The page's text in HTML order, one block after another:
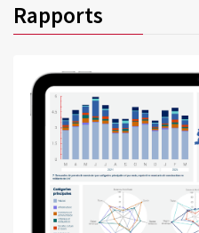
Rapports